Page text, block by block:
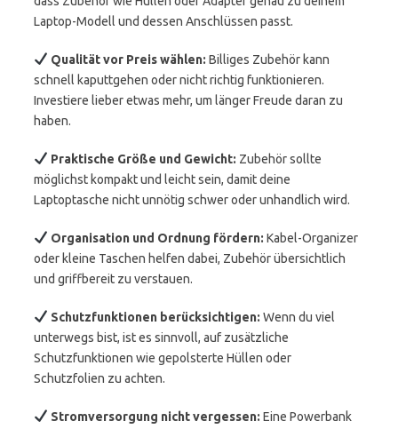
Laptop-Modell und dessen Anschlüssen passt.
Qualität vor Preis wählen: Billiges Zubehör kann
schnell kaputtgehen oder nicht richtig funktionieren.
Investiere lieber etwas mehr, um länger Freude daran zu
haben.
Praktische Größe und Gewicht: Zubehör sollte
möglichst kompakt und leicht sein, damit deine
Laptoptasche nicht unnötig schwer oder unhandlich wird.
Organisation und Ordnung fördern: Kabel-Organizer
oder kleine Taschen helfen dabei, Zubehör übersichtlich
und griffbereit zu verstauen.
Schutzfunktionen berücksichtigen: Wenn du viel
unterwegs bist, ist es sinnvoll, auf zusätzliche
Schutzfunktionen wie gepolsterte Hüllen oder
Schutzfolien zu achten.
Stromversorgung nicht vergessen: Eine Powerbank